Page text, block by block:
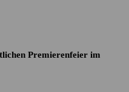
Premierenfeier im